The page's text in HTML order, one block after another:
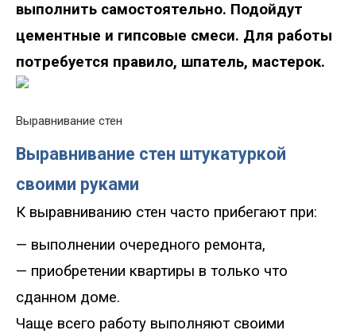
выполнить самостоятельно. Подойдут
цементные и гипсовые смеси. Для работы
потребуется правило, шпатель, мастерок.
Выравнивание стен
Выравнивание стен штукатуркой
своими руками
К выравниванию стен часто прибегают при:
— выполнении очередного ремонта,
— приобретении квартиры в только что
сданном доме.
Чаще всего работу выполняют своими